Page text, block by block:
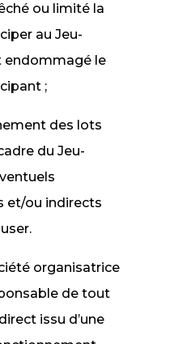
ou limité la
au Jeu-
endommagé le
;
des lots
du Jeu-
et/ou indirects
organisatrice
de tout
issu d’une